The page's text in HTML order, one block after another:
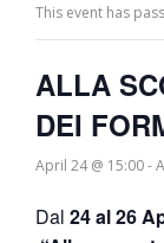
This event has
ALLA
DEI
April 24 @ 15:00-
Dal 24 al 26